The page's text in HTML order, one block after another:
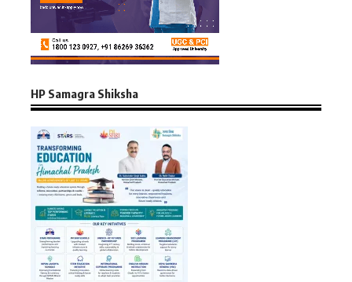
HP Samagra Shiksha